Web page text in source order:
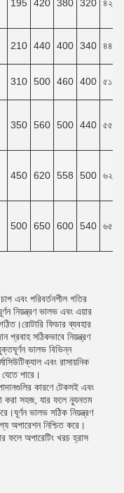
195 420 380 320
210 440 400 340
310 500 460 400
350 560 500 440
450 620 558 500
500 650 600 540
এবং পরিবর্তনশীল গতির
নিয়ন্ত্রণ ভালভ এবং এয়ার
ফিডার ব্যবহার
প্রবাহ সঠিকভাবে নিয়ন্ত্রণ
ভালভ বিভিন্ন
এবং রাসায়নিক
পারে।
কারণে টেকসই এবং
করা সহজ, যার ফলে ন্যূনতম
ভালভ সঠিক নিয়ন্ত্রণ
অপারেশন নিশ্চিত করে।
ফলে অপারেটিং খরচ হ্রাস